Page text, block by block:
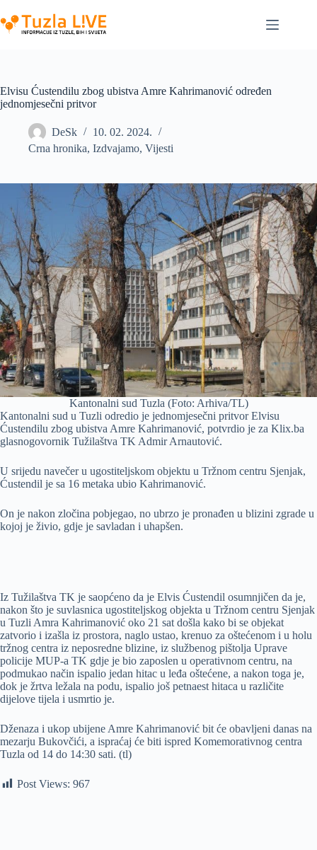
to
content
Elvisu Ćustendilu zbog ubistva Amre Kahrimanović određen
jednomjesečni pritvor
DeSk
10. 02. 2024.
Crna hronika, Izdvajamo, Vijesti
Kantonalni sud Tuzla (Foto: Arhiva/TL)
Kantonalni sud u Tuzli odredio je jednomjesečni pritvor Elvisu
Ćustendilu zbog ubistva Amre Kahrimanović, potvrdio je za Klix.ba
glasnogovornik Tužilaštva TK Admir Arnautović.
U srijedu navečer u ugostiteljskom objektu u Tržnom centru Sjenjak,
Ćustendil je sa 16 metaka ubio Kahrimanović.
On je nakon zločina pobjegao, no ubrzo je pronađen u blizini zgrade u
kojoj je živio, gdje je savladan i uhapšen.
Iz Tužilaštva TK je saopćeno da je Elvis Ćustendil osumnjičen da je,
nakon što je suvlasnica ugostiteljskog objekta u Tržnom centru Sjenjak
u Tuzli Amra Kahrimanović oko 21 sat došla kako bi se objekat
zatvorio i izašla iz prostora, naglo ustao, krenuo za oštećenom i u holu
tržnog centra iz neposredne blizine, iz službenog pištolja Uprave
policije MUP-a TK gdje je bio zaposlen u operativnom centru, na
podmukao način ispalio jedan hitac u leđa oštećene, a nakon toga je,
dok je žrtva ležala na podu, ispalio još petnaest hitaca u različite
dijelove tijela i usmrtio je.
Dženaza i ukop ubijene Amre Kahrimanović bit će obavljeni danas na
mezarju Bukovčići, a ispraćaj će biti ispred Komemorativnog centra
Tuzla od 14 do 14:30 sati. (tl)
Post Views: 967